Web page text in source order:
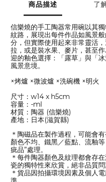
商品描述 了
信樂燒的手工陶器常用碗以其
紋路，展現出每件作品如風景
分，但實際使用起來非常靈活
拉，或是裝水果、麥片，甚至
迎的釉色選擇：「露草」與「
風景意境。
×烤爐 ×微波爐 ×洗碗機 ×明火
尺寸：w14 x h5cm
容量：-ml
材質：陶器 (信樂燒)
產地：日本(滋賀縣)
＊陶磁品在製作過程，可能會
顏色不均、鐵黑／藍點、流釉
疵品”處理。
＊每件陶器顏色及紋理都會存
瓷的獨特性來欣賞，絕非品質問
＊貨品因拍攝環境因素及個人